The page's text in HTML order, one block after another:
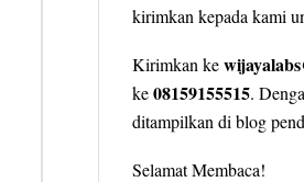
kirimkan kepada kami
Kirimkan ke
ke08159155515.
ditampilkan di blog
Selamat Membaca!